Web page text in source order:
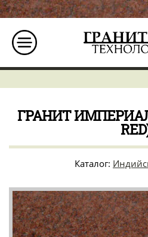
ГРАНИТ ИМПЕРИАЛ
Каталог: